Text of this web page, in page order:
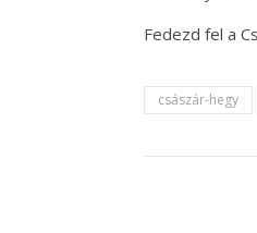
Fedezd fel a
császár-hegy